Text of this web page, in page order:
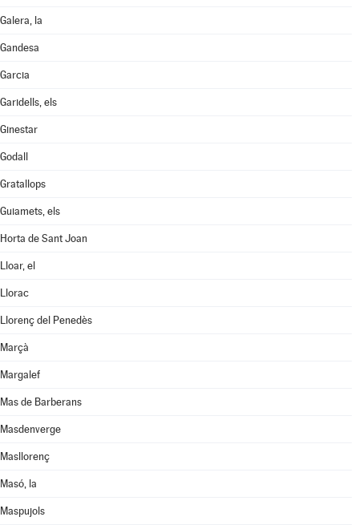
Galera, la
Gandesa
Garcia
Garidells, els
Ginestar
Godall
Gratallops
Guiamets, els
Horta de Sant Joan
Lloar, el
Llorac
Llorenç del Penedès
Marçà
Margalef
Mas de Barberans
Masdenverge
Masllorenç
Masó, la
Maspujols